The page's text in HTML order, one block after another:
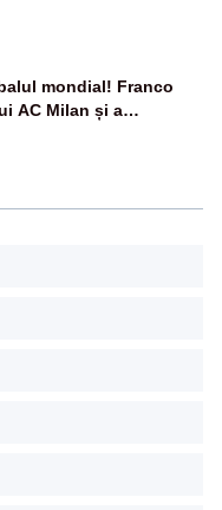
mondial! Franco
AC Milan și a
murit